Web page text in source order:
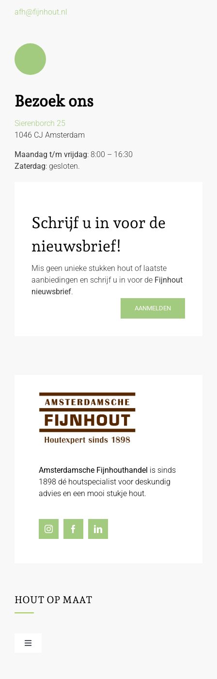
afh@fijnhout.nl
Bezoek ons
Sierenborch 25
1046 CJ Amsterdam
Maandag t/m vrijdag: 8:00 – 16:30
Zaterdag: gesloten.
Schrijf u in voor de
nieuwsbrief!
Mis geen unieke stukken hout of laatste
aanbiedingen en schrijf u in voor de Fijnhout
nieuwsbrief.
AANMELDEN
Amsterdamsche Fijnhouthandel is sinds
1898 dé houtspecialist voor deskundig
advies en een mooi stukje hout.
HOUT OP MAAT
Toggle